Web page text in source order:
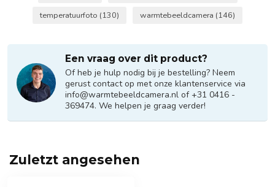
temperatuurfoto (130) warmtebeeldcamera (146)
Een vraag over dit product?
Of heb je hulp nodig bij je bestelling? Neem
gerust contact op met onze klantenservice via
info@warmtebeeldcamera.nl of +31 0416 -
369474. We helpen je graag verder!
Zuletzt angesehen